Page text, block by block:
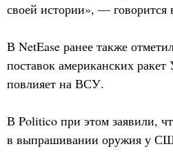
своей истории», — говорится
В NetEase ранее также
поставок американских ракет
повлияет на ВСУ.
В Politico при этом заявили,
в выпрашивании оружия у